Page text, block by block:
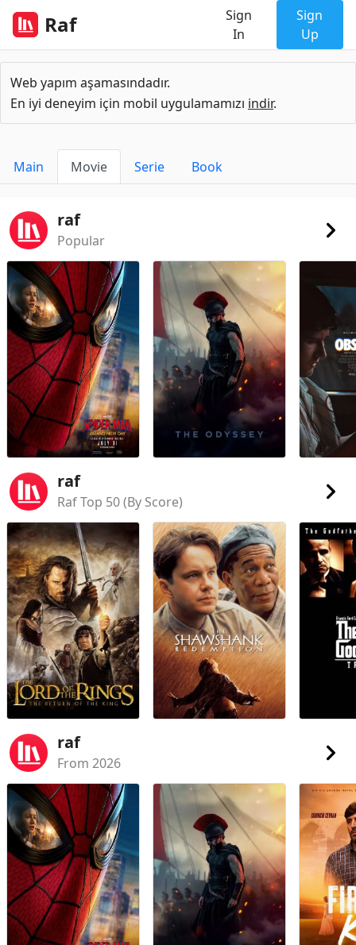
Raf
Sign
In
Sign
Up
Web yapım aşamasındadır.
En iyi deneyim için mobil uygulamamızı indir.
Main Movie Serie Book
raf
Popular
raf
Raf Top 50 (By Score)
raf
From 2026